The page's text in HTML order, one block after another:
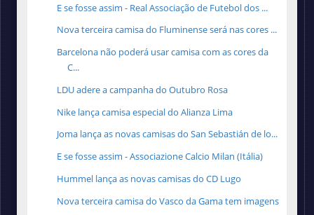
E se fosse assim - Real Associação de Futebol dos ...
Nova terceira camisa do Fluminense será nas cores ...
Barcelona não poderá usar camisa com as cores da
C...
LDU adere a campanha do Outubro Rosa
Nike lança camisa especial do Alianza Lima
Joma lança as novas camisas do San Sebastián de lo...
E se fosse assim - Associazione Calcio Milan (Itália)
Hummel lança as novas camisas do CD Lugo
Nova terceira camisa do Vasco da Gama tem imagens